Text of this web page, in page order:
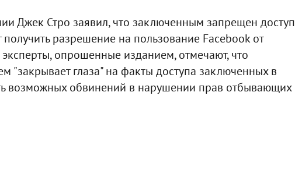
Джек Стро заявил, что заключенным запрещен доступ
разрешение на пользование Facebook от
опрошенные изданием, отмечают, что
"закрывает глаза" на факты доступа заключенных в
возможных обвинений в нарушении прав отбывающих